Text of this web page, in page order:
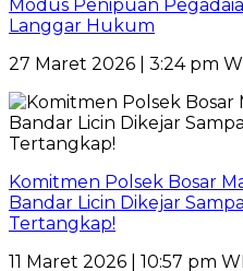
Modus Penipuan
Langgar Hukum
27 Maret 2026 | 3:24 pm
Komitmen Polsek Bosar
Bandar Licin Dikejar
Tertangkap!
11 Maret 2026 | 10:57 pm